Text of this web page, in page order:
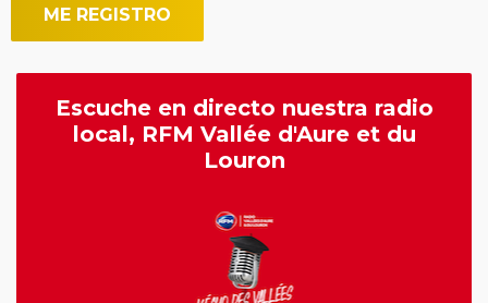
Escuche en directo nuestra radio
local, RFM Vallée d'Aure et du
Louron